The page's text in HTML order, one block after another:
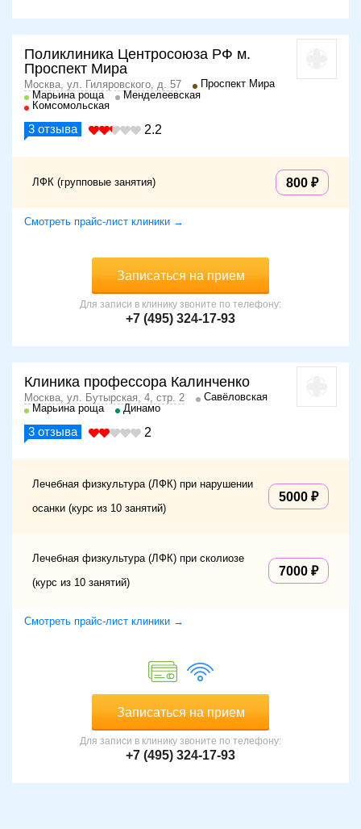
Поликлиника Центросоюза РФ м.
Проспект Мира
Москва, ул. Гиляровского, д. 57
Проспект Мира
Марьина роща
Менделеевская
Комсомольская
3 отзыва 2.2
ЛФК (групповые занятия) 800
Смотреть прайс-лист клиники →
Записаться на прием
Для записи в клинику звоните по телефону:
+7 (495) 324-17-93
Клиника профессора Калинченко
Москва, ул. Бутырская, 4, стр. 2
Савёловская
Марьина роща
Динамо
3 отзыва 2
Лечебная физкультура (ЛФК) при нарушении
осанки (курс из 10 занятий)
5000
Лечебная физкультура (ЛФК) при сколиозе
(курс из 10 занятий)
7000
Смотреть прайс-лист клиники →
Записаться на прием
Для записи в клинику звоните по телефону:
+7 (495) 324-17-93